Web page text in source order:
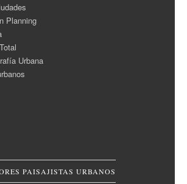
Planning
Urbana
PAISAJISTAS URBANOS